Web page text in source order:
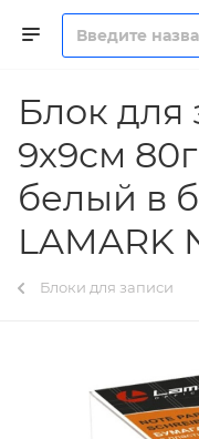
Блок для
9х9см
белый в
LAMARK
Блоки для записи